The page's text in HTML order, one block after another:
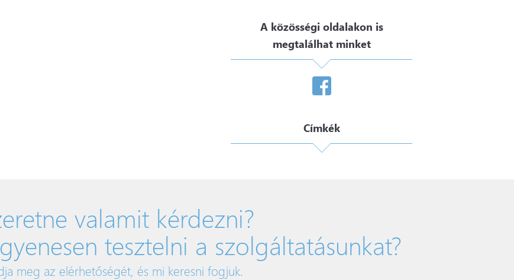
A közösségi oldalakon is
megtalálhat minket
Címkék
valamit kérdezni?
tesztelni a szolgáltatásunkat?
meg az elérhetőségét, és mi keresni fogjuk.